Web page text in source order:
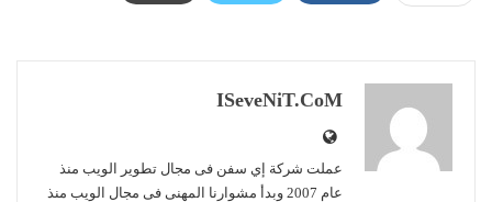
ISeveNiT.CoM
عملت شركة إي سفن فى مجال تطوير الويب منذ
عام 2007 وبدأ مشوارنا المهنى فى مجال الويب منذ